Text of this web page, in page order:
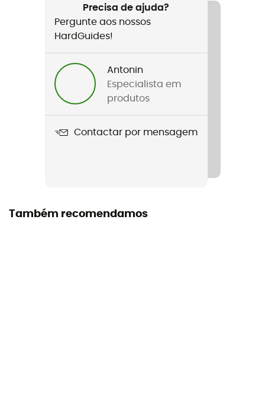
Crampons compatíveis
Semiautomáticos
Vibram® , Gore-Tex®
2 x 650 g
Precisa de ajuda?
Pergunte aos nossos
HardGuides!
Antonin
Especialista em
produtos
Contactar por mensagem
Também recomendamos